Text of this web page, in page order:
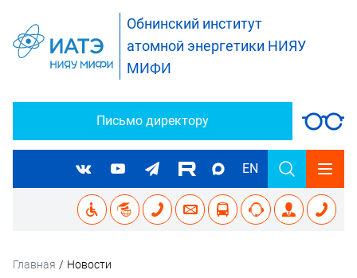
Обнинский институт
атомной энергетики НИЯУ
МИФИ
Письмо директору
EN
Главная / Новости